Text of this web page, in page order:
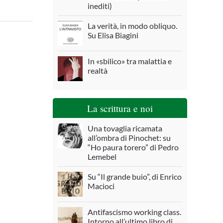
inediti)
La verità, in modo obliquo.
Su Elisa Biagini
In «sbilico» tra malattia e
realtà
La scrittura e noi
Una tovaglia ricamata
all’ombra di Pinochet: su
“Ho paura torero” di Pedro
Lemebel
Su “Il grande buio”, di Enrico
Macioci
Antifascismo working class.